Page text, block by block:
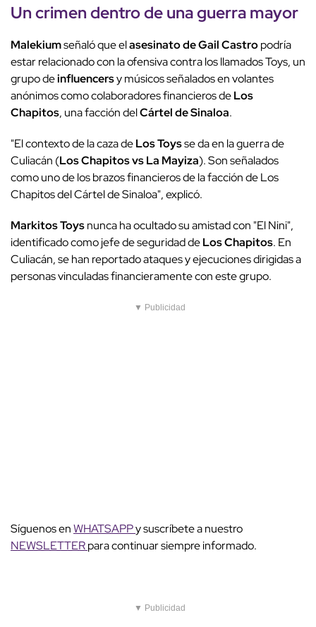
Un crimen dentro de una guerra mayor
Malekiumseñaló que elasesinato de Gail Castropodría
estar relacionado con la ofensiva contra los llamados Toys, un
grupo deinfluencersy músicos señalados en volantes
anónimos como colaboradores financieros deLos
Chapitos, una facción delCártel de Sinaloa.
"El contexto de la caza deLos Toysse da en la guerra de
Culiacán (Los Chapitos vs La Mayiza). Son señalados
como uno de los brazos financieros de la facción de Los
Chapitos del Cártel de Sinaloa", explicó.
Markitos Toysnunca ha ocultado su amistad con "El Nini",
identificado como jefe de seguridad deLos Chapitos. En
Culiacán, se han reportado ataques y ejecuciones dirigidas a
personas vinculadas financieramente con este grupo.
▼ Publicidad
Síguenos enWHATSAPPy suscríbete a nuestro
NEWSLETTERpara continuar siempre informado.
▼ Publicidad